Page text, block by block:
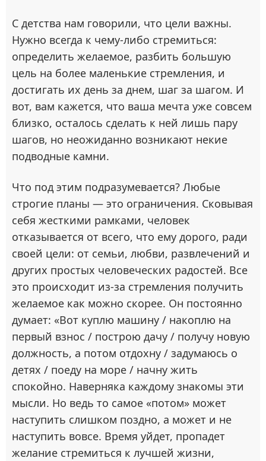
С детства нам говорили, что цели важны.
Нужно всегда к чему-либо стремиться:
определить желаемое, разбить большую
цель на более маленькие стремления, и
достигать их день за днем, шаг за шагом. И
вот, вам кажется, что ваша мечта уже совсем
близко, осталось сделать к ней лишь пару
шагов, но неожиданно возникают некие
подводные камни.
Что под этим подразумевается? Любые
строгие планы — это ограничения. Сковывая
себя жесткими рамками, человек
отказывается от всего, что ему дорого, ради
своей цели: от семьи, любви, развлечений и
других простых человеческих радостей. Все
это происходит из-за стремления получить
желаемое как можно скорее. Он постоянно
думает: «Вот куплю машину / накоплю на
первый взнос / построю дачу / получу новую
должность, а потом отдохну / задумаюсь о
детях / поеду на море / начну жить
спокойно. Наверняка каждому знакомы эти
мысли. Но ведь то самое «потом» может
наступить слишком поздно, а может и не
наступить вовсе. Время уйдет, пропадет
желание стремиться к лучшей жизни,